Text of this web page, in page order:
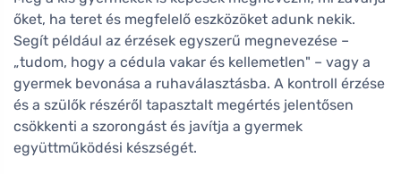
őket, ha teret és megfelelő eszközöket adunk nekik.
Segít például az érzések egyszerű megnevezése –
„tudom, hogy a cédula vakar és kellemetlen" – vagy a
gyermek bevonása a ruhaválasztásba. A kontroll érzése
és a szülők részéről tapasztalt megértés jelentősen
csökkenti a szorongást és javítja a gyermek
együttműködési készségét.